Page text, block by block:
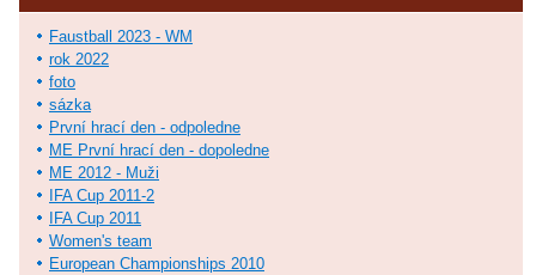
Faustball 2023 - WM
rok 2022
foto
sázka
První hrací den - odpoledne
ME První hrací den - dopoledne
ME 2012 - Muži
IFA Cup 2011-2
IFA Cup 2011
Women's team
European Championships 2010